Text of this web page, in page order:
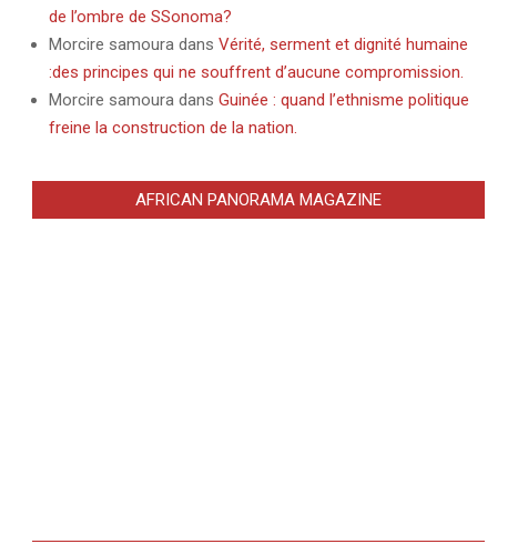
de l’ombre de SSonoma?
Morcire samoura dans Vérité, serment et dignité humaine
:des principes qui ne souffrent d’aucune compromission.
Morcire samoura dans Guinée : quand l’ethnisme politique
freine la construction de la nation.
AFRICAN PANORAMA MAGAZINE